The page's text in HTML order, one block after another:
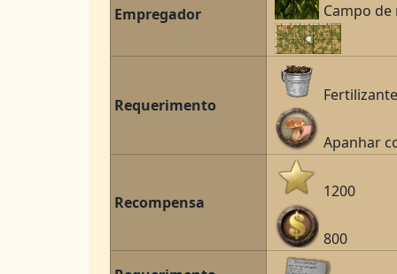
Empregador Campo de
Requerimento
Apanhar
Recompensa
1200
800